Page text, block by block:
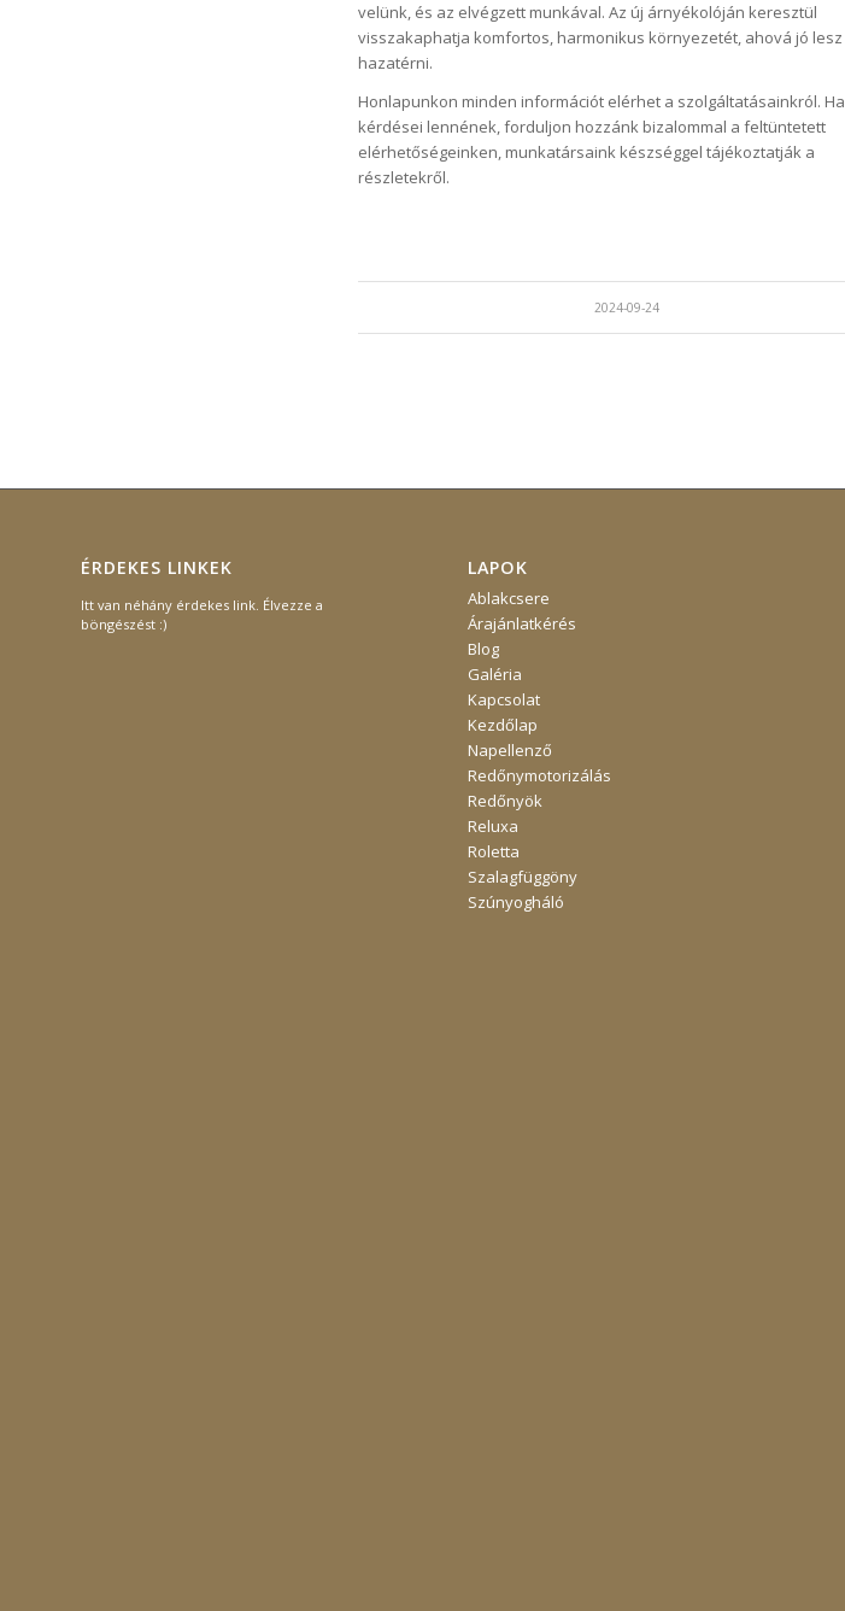
velünk, és az elvégzett munkával. Az új árnyékolóján keresztül
visszakaphatja komfortos, harmonikus környezetét, ahová jó lesz
hazatérni.
Honlapunkon minden információt elérhet a szolgáltatásainkról. Ha
kérdései lennének, forduljon hozzánk bizalommal a feltüntetett
elérhetőségeinken, munkatársaink készséggel tájékoztatják a
részletekről.
2024-09-24
ÉRDEKES LINKEK
Itt van néhány érdekes link. Élvezze a
böngészést :)
LAPOK
Ablakcsere
Árajánlatkérés
Blog
Galéria
Kapcsolat
Kezdőlap
Napellenző
Redőnymotorizálás
Redőnyök
Reluxa
Roletta
Szalagfüggöny
Szúnyogháló